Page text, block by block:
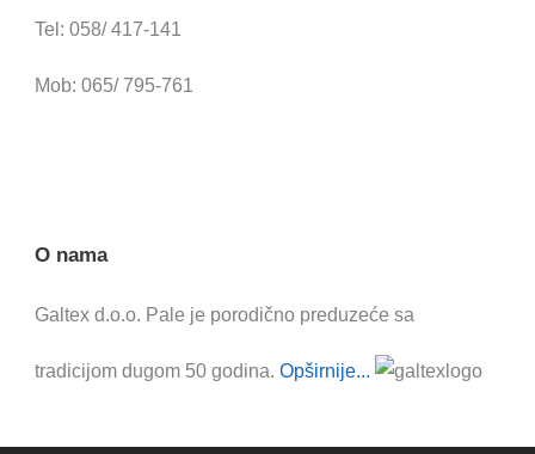
Tel: 058/ 417-141
Mob: 065/ 795-761
O nama
Galtex d.o.o. Pale je porodično preduzeće sa
tradicijom dugom 50 godina. Opširnije...